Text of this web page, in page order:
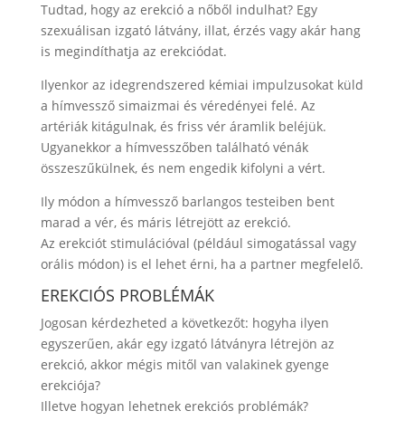
Tudtad, hogy az erekció a nőből indulhat? Egy
szexuálisan izgató látvány, illat, érzés vagy akár hang
is megindíthatja az erekciódat.
Ilyenkor az idegrendszered kémiai impulzusokat küld
a hímvessző simaizmai és véredényei felé. Az
artériák kitágulnak, és friss vér áramlik beléjük.
Ugyanekkor a hímvesszőben található vénák
összeszűkülnek, és nem engedik kifolyni a vért.
Ily módon a hímvessző barlangos testeiben bent
marad a vér, és máris létrejött az erekció.
Az erekciót stimulációval (például simogatással vagy
orális módon) is el lehet érni, ha a partner megfelelő.
EREKCIÓS PROBLÉMÁK
Jogosan kérdezheted a következőt: hogyha ilyen
egyszerűen, akár egy izgató látványra létrejön az
erekció, akkor mégis mitől van valakinek gyenge
erekciója?
Illetve hogyan lehetnek erekciós problémák?